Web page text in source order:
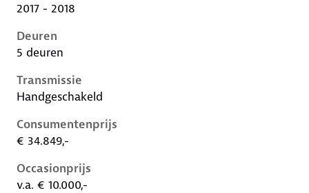
2017 - 2018
Deuren
5 deuren
Transmissie
Handgeschakeld
Consumentenprijs
€ 34.849,-
Occasionprijs
v.a. € 10.000,-